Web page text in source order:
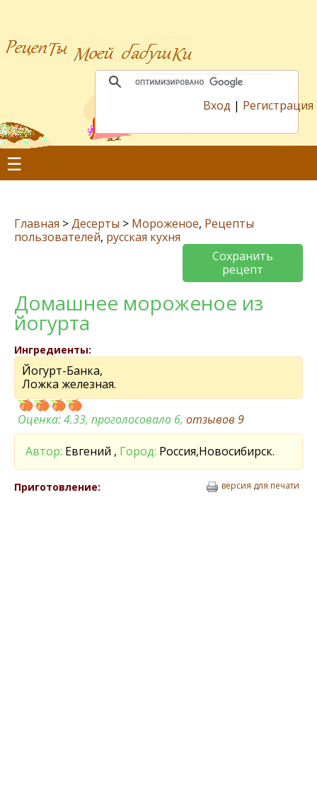
Вход | Регистрация
☰
Главная >Десерты > Мороженое, Рецепты
пользователей, русская кухня
Сохранить
рецепт
Домашнее мороженое из
йогурта
Ингредиенты:
Йогурт-Банка,
Ложка железная.
Оценка:4.33, проголосовало 6, отзывов 9
Автор: Евгений , Город: Россия,Новосибирск.
Приготовление: версия для печати